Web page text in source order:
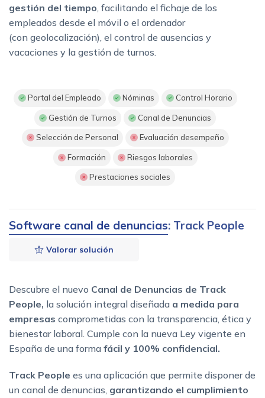
gestión del tiempo, facilitando el fichaje de los
empleados desde el móvil o el ordenador
(con geolocalización), el control de ausencias y
vacaciones y la gestión de turnos.
Portal del Empleado Nóminas Control Horario
Gestión de Turnos Canal de Denuncias
Selección de Personal Evaluación desempeño
Formación Riesgos laborales
Prestaciones sociales
Software canal de denuncias: Track People
Valorar solución
Descubre el nuevo Canal de Denuncias de Track
People, la solución integral diseñada a medida para
empresas comprometidas con la transparencia, ética y
bienestar laboral. Cumple con la nueva Ley vigente en
España de una forma fácil y 100% confidencial.
Track People es una aplicación que permite disponer de
un canal de denuncias, garantizando el cumplimiento